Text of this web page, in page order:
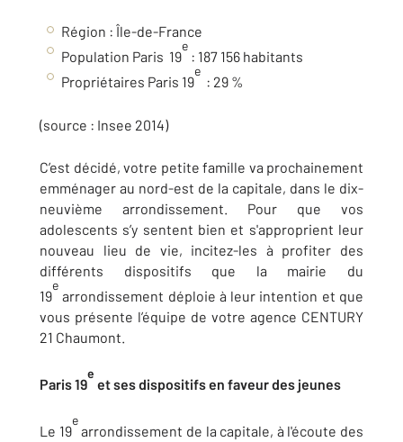
Région : Île-de-France
Population Paris 19
e
: 187 156 habitants
Propriétaires Paris 19
e
: 29 %
(source : Insee 2014)
C’est décidé, votre petite famille va prochainement
emménager au nord-est de la capitale, dans le dix-
neuvième arrondissement. Pour que vos
adolescents s’y sentent bien et s'approprient leur
nouveau lieu de vie, incitez-les à profiter des
différents dispositifs que la mairie du
19
e
arrondissement déploie à leur intention et que
vous présente l’équipe de votre agence CENTURY
21 Chaumont.
Paris 19
e
et ses dispositifs en faveur des jeunes
Le 19
e
arrondissement de la capitale, à l'écoute des